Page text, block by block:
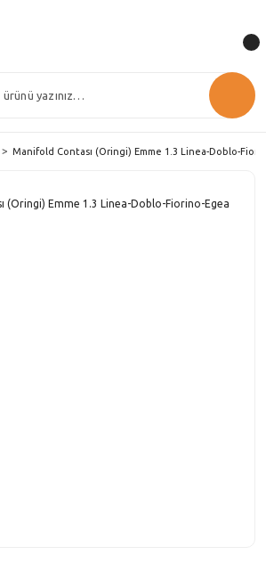
Manifold Contası (Oringi) Emme 1.3 Linea-Doblo-